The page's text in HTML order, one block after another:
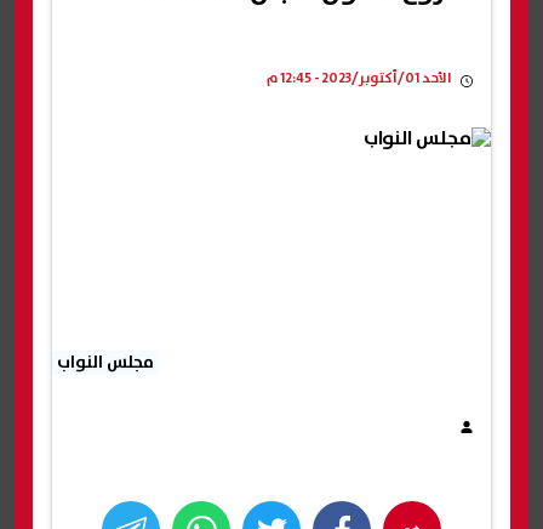
الأحد 01/أكتوبر/2023 - 12:45 م
مجلس النواب